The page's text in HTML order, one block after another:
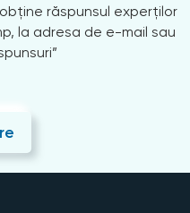
răspunsul experților
la adresa de e-mail sau